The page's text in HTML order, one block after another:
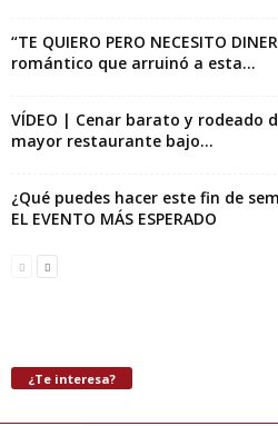
“TE QUIERO PERO NECESITO
romántico que arruinó a esta...
VÍDEO | Cenar barato y rodeado
mayor restaurante bajo...
¿Qué puedes hacer este fin de
EL EVENTO MÁS ESPERADO
¿Te interesa?